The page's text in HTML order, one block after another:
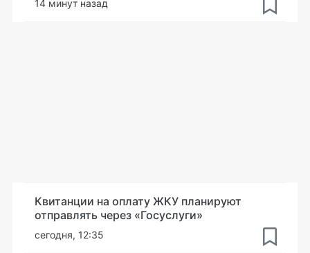
14 минут назад
Квитанции на оплату ЖКУ планируют
отправлять через «Госуслуги»
сегодня, 12:35